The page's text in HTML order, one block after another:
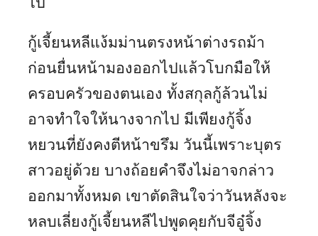
กู้เจี้ยนหลีแง้มม่านตรงหน้าต่างรถม้า
ก่อนยื่นหน้ามองออกไปแล้วโบกมือให้
ครอบครัวของตนเอง ทั้งสกุลกู้ล้วนไม่
อาจทำใจให้นางจากไป มีเพียงกู้จิ้ง
หยวนที่ยังคงตีหน้าขรึม วันนี้เพราะบุตร
สาวอยู่ด้วย บางถ้อยคำจึงไม่อาจกล่าว
ออกมาทั้งหมด เขาตัดสินใจว่าวันหลังจะ
หลบเลี่ยงกู้เจี้ยนหลีไปพูดคุยกับจีอู๋จิ้ง